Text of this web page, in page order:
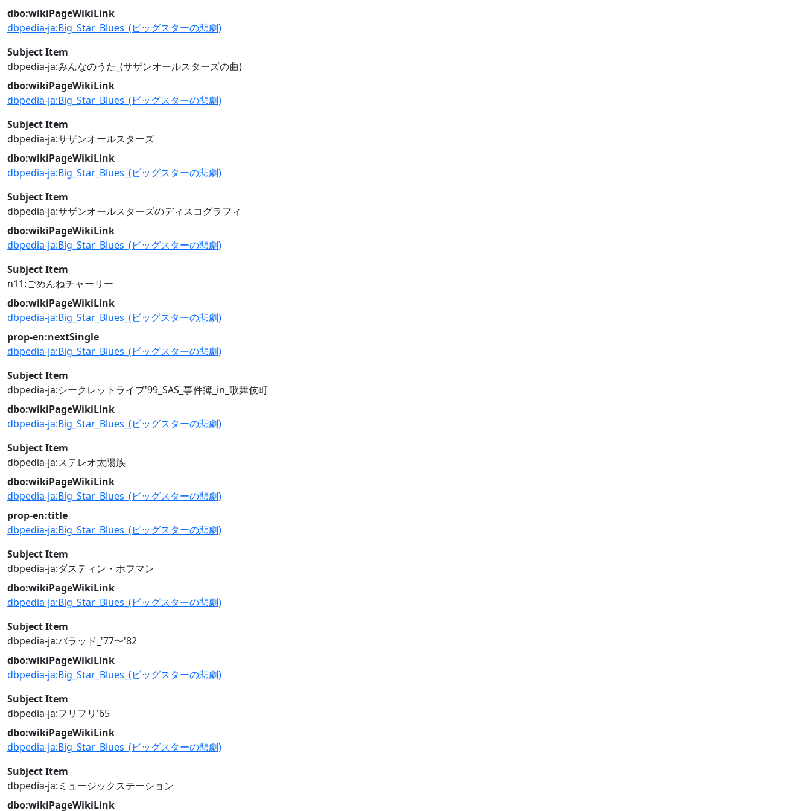
dbo:wikiPageWikiLink
dbpedia-ja:Big_Star_Blues_(ビッグスターの悲劇)
Subject Item
dbpedia-ja:みんなのうた_(サザンオールスターズの曲)
dbo:wikiPageWikiLink
dbpedia-ja:Big_Star_Blues_(ビッグスターの悲劇)
Subject Item
dbpedia-ja:サザンオールスターズ
dbo:wikiPageWikiLink
dbpedia-ja:Big_Star_Blues_(ビッグスターの悲劇)
Subject Item
dbpedia-ja:サザンオールスターズのディスコグラフィ
dbo:wikiPageWikiLink
dbpedia-ja:Big_Star_Blues_(ビッグスターの悲劇)
Subject Item
n11:ごめんねチャーリー
dbo:wikiPageWikiLink
dbpedia-ja:Big_Star_Blues_(ビッグスターの悲劇)
prop-en:nextSingle
dbpedia-ja:Big_Star_Blues_(ビッグスターの悲劇)
Subject Item
dbpedia-ja:シークレットライブ'99_SAS_事件簿_in_歌舞伎町
dbo:wikiPageWikiLink
dbpedia-ja:Big_Star_Blues_(ビッグスターの悲劇)
Subject Item
dbpedia-ja:ステレオ太陽族
dbo:wikiPageWikiLink
dbpedia-ja:Big_Star_Blues_(ビッグスターの悲劇)
prop-en:title
dbpedia-ja:Big_Star_Blues_(ビッグスターの悲劇)
Subject Item
dbpedia-ja:ダスティン・ホフマン
dbo:wikiPageWikiLink
dbpedia-ja:Big_Star_Blues_(ビッグスターの悲劇)
Subject Item
dbpedia-ja:バラッド_'77〜'82
dbo:wikiPageWikiLink
dbpedia-ja:Big_Star_Blues_(ビッグスターの悲劇)
Subject Item
dbpedia-ja:フリフリ'65
dbo:wikiPageWikiLink
dbpedia-ja:Big_Star_Blues_(ビッグスターの悲劇)
Subject Item
dbpedia-ja:ミュージックステーション
dbo:wikiPageWikiLink